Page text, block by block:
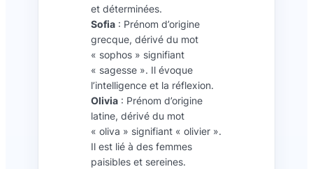
et déterminées.
Sofia: Prénom d’origine
grecque, dérivé du mot
« sophos » signifiant
« sagesse ». Il évoque
l’intelligence et la réflexion.
Olivia: Prénom d’origine
latine, dérivé du mot
« oliva » signifiant « olivier ».
Il est lié à des femmes
paisibles et sereines.